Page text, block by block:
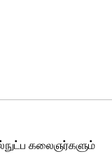
கலைஞர்களும்